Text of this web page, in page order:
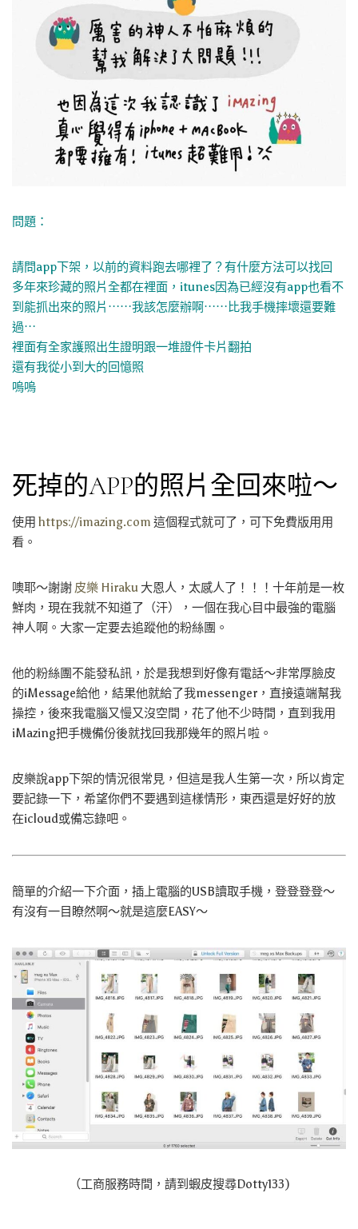
問題：
請問app下架，以前的資料跑去哪裡了？有什麼方法可以找回
多年來珍藏的照片全都在裡面，itunes因為已經沒有app也看不
到能抓出來的照片⋯⋯我該怎麼辦啊⋯⋯比我手機摔壞還要難
過⋯
裡面有全家護照出生證明跟一堆證件卡片翻拍
還有我從小到大的回憶照
嗚嗚
死掉的APP的照片全回來啦～
使用 https://imazing.com 這個程式就可了，可下免費版用用
看。
噢耶～謝謝 皮樂 Hiraku 大恩人，太感人了！！！十年前是一枚
鮮肉，現在我就不知道了（汗），一個在我心目中最強的電腦
神人啊。大家一定要去追蹤他的粉絲團。
他的粉絲團不能發私訊，於是我想到好像有電話～非常厚臉皮
的iMessage給他，結果他就給了我messenger，直接遠端幫我
操控，後來我電腦又慢又沒空間，花了他不少時間，直到我用
iMazing把手機備份後就找回我那幾年的照片啦。
皮樂說app下架的情況很常見，但這是我人生第一次，所以肯定
要記錄一下，希望你們不要遇到這樣情形，東西還是好好的放
在icloud或備忘錄吧。
簡單的介紹一下介面，插上電腦的USB讀取手機，登登登登～
有沒有一目瞭然啊～就是這麼EASY～
（工商服務時間，請到蝦皮搜尋Dotty133)